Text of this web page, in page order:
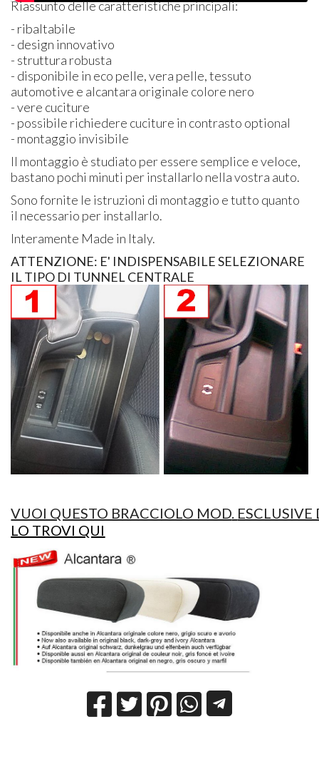
Riassunto delle caratteristiche principali:
- ribaltabile
- design innovativo
- struttura robusta
- disponibile in eco pelle, vera pelle, tessuto
automotive e alcantara originale colore nero
- vere cuciture
- possibile richiedere cuciture in contrasto optional
- montaggio invisibile
Il montaggio è studiato per essere semplice e veloce,
bastano pochi minuti per installarlo nella vostra auto.
Sono fornite le istruzioni di montaggio e tutto quanto
il necessario per installarlo.
Interamente Made in Italy.
ATTENZIONE: E' INDISPENSABILE SELEZIONARE
IL TIPO DI TUNNEL CENTRALE
VUOI QUESTO BRACCIOLO MOD ESCLUSIVE
LO TROVI QUI